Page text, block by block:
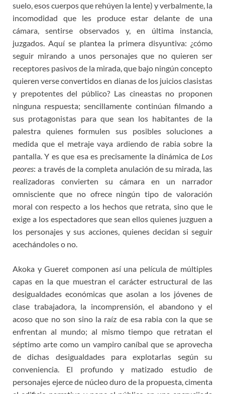
suelo, esos cuerpos que rehúyen la lente) y verbalmente, la
incomodidad que les produce estar delante de una
cámara, sentirse observados y, en última instancia,
juzgados. Aquí se plantea la primera disyuntiva: ¿cómo
seguir mirando a unos personajes que no quieren ser
receptores pasivos de la mirada, que bajo ningún concepto
quieren verse convertidos en dianas de los juicios clasistas
y prepotentes del público? Las cineastas no proponen
ninguna respuesta; sencillamente continúan filmando a
sus protagonistas para que sean los habitantes de la
palestra quienes formulen sus posibles soluciones a
medida que el metraje vaya ardiendo de rabia sobre la
pantalla. Y es que esa es precisamente la dinámica de Los
peores: a través de la completa anulación de su mirada, las
realizadoras convierten su cámara en un narrador
omnisciente que no ofrece ningún tipo de valoración
moral con respecto a los hechos que retrata, sino que le
exige a los espectadores que sean ellos quienes juzguen a
los personajes y sus acciones, quienes decidan si seguir
acechándoles o no.
Akoka y Gueret componen así una película de múltiples
capas en la que muestran el carácter estructural de las
desigualdades económicas que asolan a los jóvenes de
clase trabajadora, la incomprensión, el abandono y el
acoso que no son sino la raíz de esa rabia con la que se
enfrentan al mundo; al mismo tiempo que retratan el
séptimo arte como un vampiro caníbal que se aprovecha
de dichas desigualdades para explotarlas según su
conveniencia. El profundo y matizado estudio de
personajes ejerce de núcleo duro de la propuesta, cimenta